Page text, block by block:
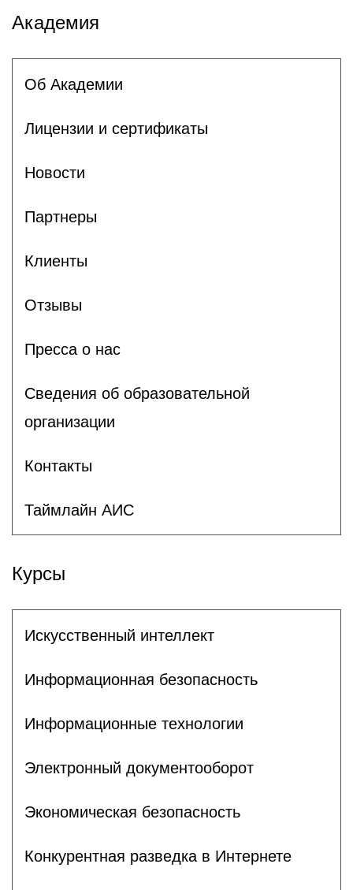
Академия
Об Академии
Лицензии и сертификаты
Новости
Партнеры
Клиенты
Отзывы
Пресса о нас
Сведения об образовательной
организации
Контакты
Таймлайн АИС
Курсы
Искусственный интеллект
Информационная безопасность
Информационные технологии
Электронный документооборот
Экономическая безопасность
Конкурентная разведка в Интернете